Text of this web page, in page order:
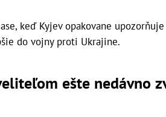
keď Kyjev opakovane
do vojny proti Ukrajine.
ešte nedávno